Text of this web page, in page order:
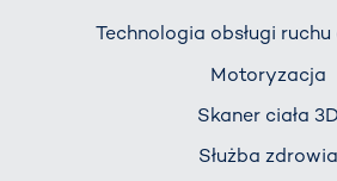
Technologia obsługi
Motoryzacja
Skaner ciała 3D
Służba zdrowia